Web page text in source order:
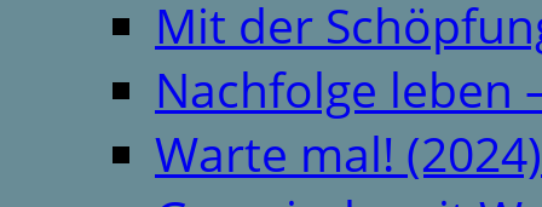
Mit der
Nachfolge leben
Warte mal! (2024)